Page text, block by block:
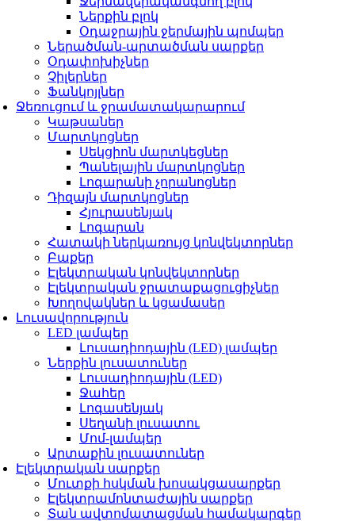
Ներքին բլոկ
Օդաջրային ջերմային պոմպեր
Ներածման-արտածման սարքեր
Օդափոխիչներ
Չիլերներ
Ֆանկոյլներ
Ջեռուցում և ջրամատակարարում
Կաթսաներ
Մարտկոցներ
Սեկցիոն մարտկեցներ
Պանելային մարտկոցներ
Լոգարանի չորանոցներ
Դիզայն մարտկոցներ
Հյուրասենյակ
Լոգարան
Հատակի ներկառույց կոնվեկտորներ
Բաքեր
Էլեկտրական կոնվեկտորներ
Էլեկտրական ջրատաքացուցիչներ
Խողովակներ և կցամասեր
Լուսավորություն
LED լամպեր
Լուսադիոդային (LED) լամպեր
Ներքին լուսատուներ
Լուսադիոդային (LED)
Ջահեր
Լոգասենյակ
Սեղանի լուսատու
Մոմ-լամպեր
Արտաքին լուսատուներ
Էլեկտրական սարքեր
Մուտքի հսկման խոսակցասարքեր
Էլեկտրամոնտաժային սարքեր
Տան ավտոմատացման համակարգեր